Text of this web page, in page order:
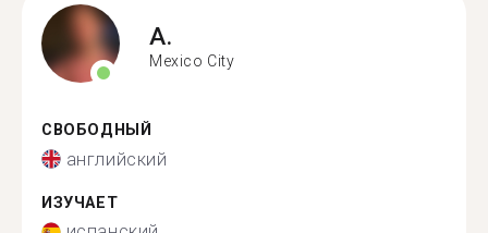
A.
Mexico City
СВОБОДНЫЙ
английский
ИЗУЧАЕТ